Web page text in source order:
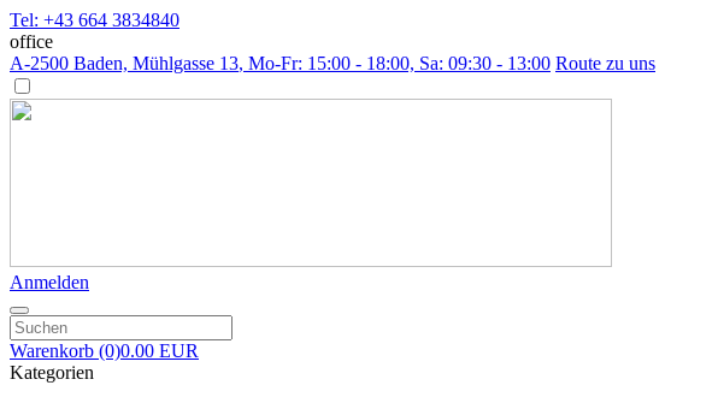
Tel: +43 664 3834840
office
A-2500 Baden, Mühlgasse 13, Mo-Fr: 15:00 - 18:00, Sa: 09:30 - 13:00 Route zu uns
Anmelden
Warenkorb (0)0.00 EUR
Kategorien